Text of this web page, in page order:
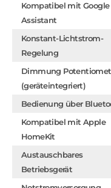
Kompatibel mit Google
Assistant
Konstant-Lichtstrom-
Regelung
Dimmung
(geräteintegriert)
Bedienung über
Kompatibel mit Apple
HomeKit
Austauschbares
Betriebsgerät